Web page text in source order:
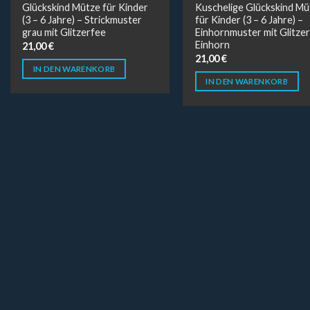
Glückskind Mütze für Kinder
(3 – 6 Jahre) – Strickmuster
grau mit Glitzerfee
21,00€
IN DEN WARENKORB
Kuschelige Glückskind
für Kinder (3 – 6 Jahre) –
Einhornmuster mit
Einhorn
21,00€
IN DEN WARENKORB